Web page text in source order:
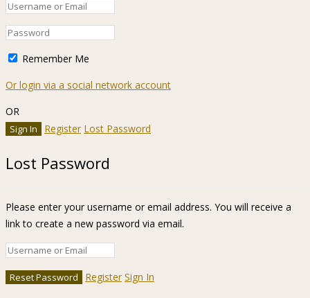
Remember Me
Or login via a social network account
OR
Register Lost Password
Lost Password
Please enter your username or email address. You will receive a
link to create a new password via email.
Register Sign In